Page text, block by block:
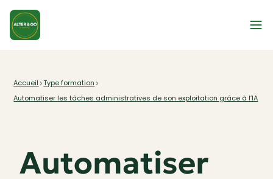
Accueil Type formation
Automatiser les tâches administratives de son exploitation grâce à l’IA
Automatiser